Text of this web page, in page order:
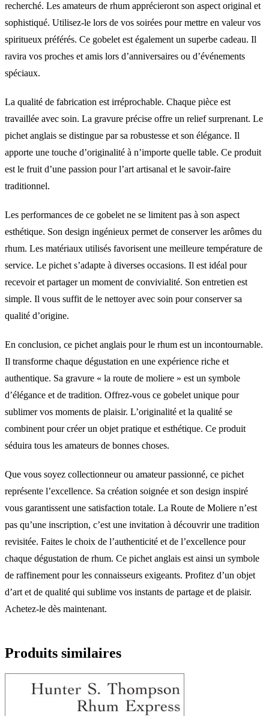
recherché. Les amateurs de rhum apprécieront son aspect original et
sophistiqué. Utilisez-le lors de vos soirées pour mettre en valeur vos
spiritueux préférés. Ce gobelet est également un superbe cadeau. Il
ravira vos proches et amis lors d’anniversaires ou d’événements
spéciaux.
La qualité de fabrication est irréprochable. Chaque pièce est
travaillée avec soin. La gravure précise offre un relief surprenant. Le
pichet anglais se distingue par sa robustesse et son élégance. Il
apporte une touche d’originalité à n’importe quelle table. Ce produit
est le fruit d’une passion pour l’art artisanal et le savoir-faire
traditionnel.
Les performances de ce gobelet ne se limitent pas à son aspect
esthétique. Son design ingénieux permet de conserver les arômes du
rhum. Les matériaux utilisés favorisent une meilleure température de
service. Le pichet s’adapte à diverses occasions. Il est idéal pour
recevoir et partager un moment de convivialité. Son entretien est
simple. Il vous suffit de le nettoyer avec soin pour conserver sa
qualité d’origine.
En conclusion, ce pichet anglais pour le rhum est un incontournable.
Il transforme chaque dégustation en une expérience riche et
authentique. Sa gravure « la route de moliere » est un symbole
d’élégance et de tradition. Offrez-vous ce gobelet unique pour
sublimer vos moments de plaisir. L’originalité et la qualité se
combinent pour créer un objet pratique et esthétique. Ce produit
séduira tous les amateurs de bonnes choses.
Que vous soyez collectionneur ou amateur passionné, ce pichet
représente l’excellence. Sa création soignée et son design inspiré
vous garantissent une satisfaction totale. La Route de Moliere n’est
pas qu’une inscription, c’est une invitation à découvrir une tradition
revisitée. Faites le choix de l’authenticité et de l’excellence pour
chaque dégustation de rhum. Ce pichet anglais est ainsi un symbole
de raffinement pour les connaisseurs exigeants. Profitez d’un objet
d’art et de qualité qui sublime vos instants de partage et de plaisir.
Achetez-le dès maintenant.
Produits similaires